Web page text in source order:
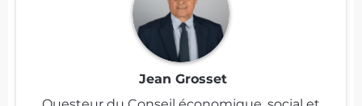
Jean Grosset